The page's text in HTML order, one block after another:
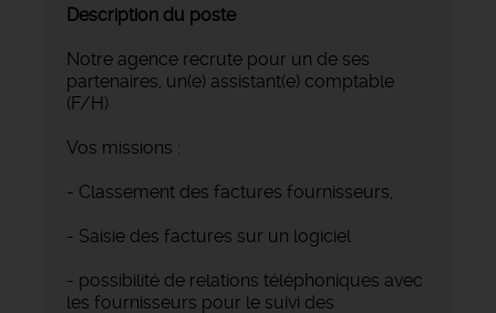
Description du poste
Notre agence recrute pour un de ses
partenaires, un(e) assistant(e) comptable
(F/H)
Vos missions :
- Classement des factures fournisseurs,
- Saisie des factures sur un logiciel
- possibilité de relations téléphoniques avec
les fournisseurs pour le suivi des